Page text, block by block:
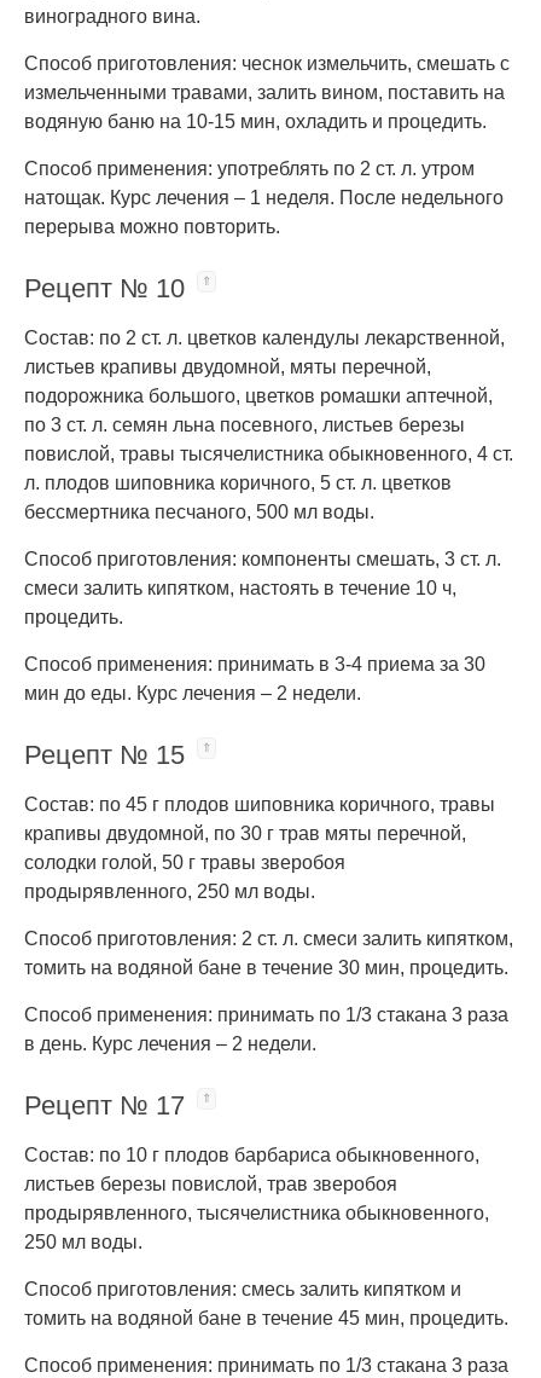
виноградного вина.
Способ приготовления: чеснок измельчить, смешать с
измельченными травами, залить вином, поставить на
водяную баню на 10-15 мин, охладить и процедить.
Способ применения: употреблять по 2 ст. л. утром
натощак. Курс лечения – 1 неделя. После недельного
перерыва можно повторить.
Рецепт № 10
Состав: по 2 ст. л. цветков календулы лекарственной,
листьев крапивы двудомной, мяты перечной,
подорожника большого, цветков ромашки аптечной,
по 3 ст. л. семян льна посевного, листьев березы
повислой, травы тысячелистника обыкновенного, 4 ст.
л. плодов шиповника коричного, 5 ст. л. цветков
бессмертника песчаного, 500 мл воды.
Способ приготовления: компоненты смешать, 3 ст. л.
смеси залить кипятком, настоять в течение 10 ч,
процедить.
Способ применения: принимать в 3-4 приема за 30
мин до еды. Курс лечения – 2 недели.
Рецепт № 15
Состав: по 45 г плодов шиповника коричного, травы
крапивы двудомной, по 30 г трав мяты перечной,
солодки голой, 50 г травы зверобоя
продырявленного, 250 мл воды.
Способ приготовления: 2 ст. л. смеси залить кипятком,
томить на водяной бане в течение 30 мин, процедить.
Способ применения: принимать по 1/3 стакана 3 раза
в день. Курс лечения – 2 недели.
Рецепт № 17
Состав: по 10 г плодов барбариса обыкновенного,
листьев березы повислой, трав зверобоя
продырявленного, тысячелистника обыкновенного,
250 мл воды.
Способ приготовления: смесь залить кипятком и
томить на водяной бане в течение 45 мин, процедить.
Способ применения: принимать по 1/3 стакана 3 раза